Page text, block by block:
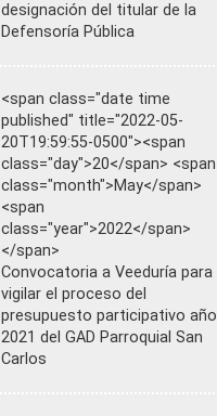
designación del titular de la
Defensoría Pública
<span class="date time
published" title="2022-05-
20T19:59:55-0500"><span
class="day">20</span> <span
class="month">May</span>
<span
class="year">2022</span>
</span>
Convocatoria a Veeduría para
vigilar el proceso del
presupuesto participativo año
2021 del GAD Parroquial San
Carlos